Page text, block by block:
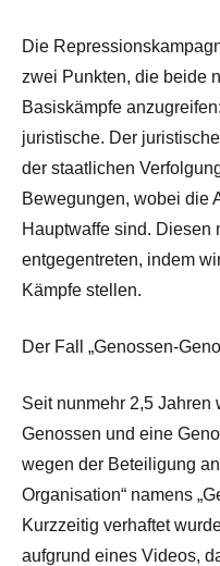
Die
zwei Punkten, die beide
Basiskämpfe
juristische. Der
der staatlichen
Bewegungen, wobei die
Hauptwaffe sind. Diesen
entgegentreten, indem
Kämpfe stellen.
Der Fall „Genossen-
Seit nunmehr 2,5
Genossen und eine
wegen der Beteiligung
Organisation“ namens
Kurzzeitig verhaftet
aufgrund eines Videos,